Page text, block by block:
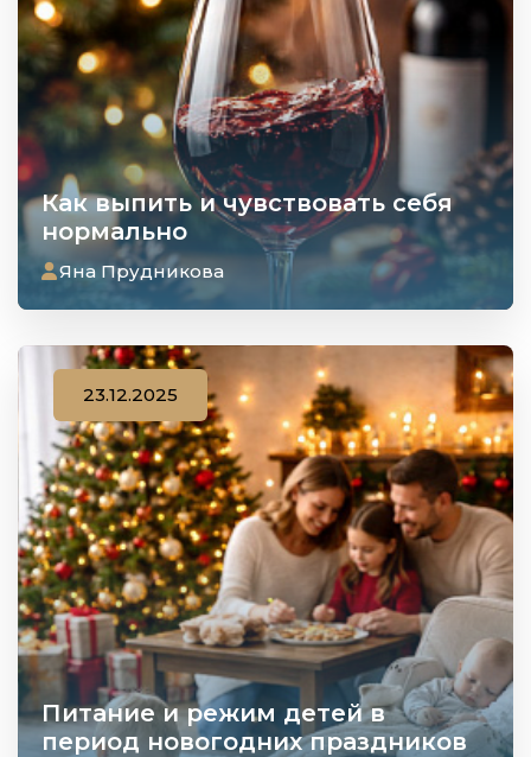
Как выпить и чувствовать себя
нормально
Яна Прудникова
Питание и режим детей в
период новогодних праздников
23.12.2025